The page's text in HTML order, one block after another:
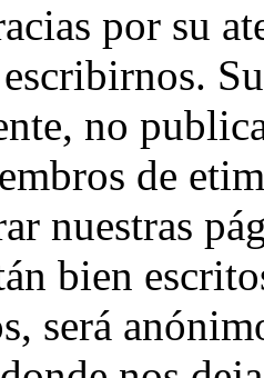
por su
no
de
nuestras
bien
será